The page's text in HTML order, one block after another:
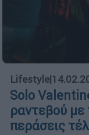
Lifestyle|
Solo
ραντεβού με
περάσεις